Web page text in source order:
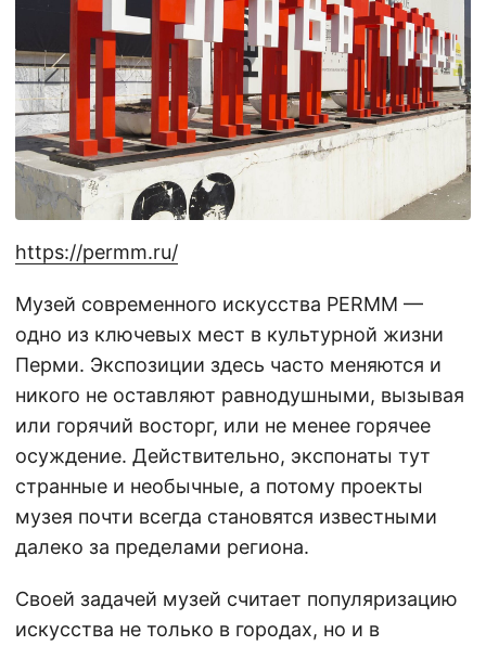
https://permm.ru/
Музей современного искусства PERMM —
одно из ключевых мест в культурной жизни
Перми. Экспозиции здесь часто меняются и
никого не оставляют равнодушными, вызывая
или горячий восторг, или не менее горячее
осуждение. Действительно, экспонаты тут
странные и необычные, а потому проекты
музея почти всегда становятся известными
далеко за пределами региона.
Своей задачей музей считает популяризацию
искусства не только в городах, но и в